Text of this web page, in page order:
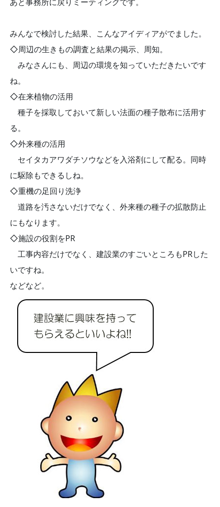
みんなで検討した結果、こんなアイディアがでました。
◇周辺の生きもの調査と結果の掲示、周知。
みなさんにも、周辺の環境を知っていただきたいです
ね。
◇在来植物の活用
種子を採取しておいて新しい法面の種子散布に活用す
る。
◇外来種の活用
セイタカアワダチソウなどを入浴剤にして配る。同時
に駆除もできるしね。
◇重機の足回り洗浄
道路を汚さないだけでなく、外来種の種子の拡散防止
にもなります。
◇施設の役割をPR
工事内容だけでなく、建設業のすごいところもPRした
いですね。
などなど。